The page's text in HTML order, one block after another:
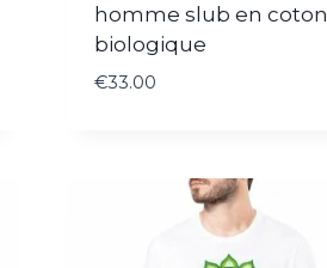
homme slub en coton
biologique
€33.00